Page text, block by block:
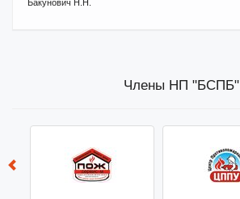
Бакунович Н.Н.
Члены НП "БСПБ"